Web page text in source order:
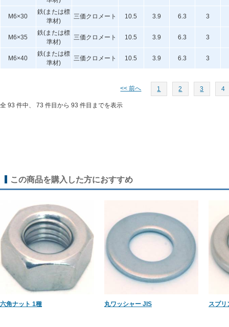
M6×30
鉄(または標
準材)
三価クロメート 10.5 3.9 6.3 3
M6×35
鉄(または標
準材)
三価クロメート 10.5 3.9 6.3 3
M6×40
鉄(または標
準材)
三価クロメート 10.5 3.9 6.3 3
<< 前へ 1 2 3 4
全 93 件中、 73 件目から 93 件目までを表示
この商品を購入した方におすすめ
六角ナット 1種 丸ワッシャー JIS スプリ